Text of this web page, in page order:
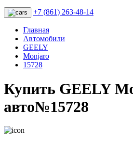
+7 (861) 263-48-14
Главная
Автомобили
GEELY
Monjaro
15728
Купить GEELY
авто№15728